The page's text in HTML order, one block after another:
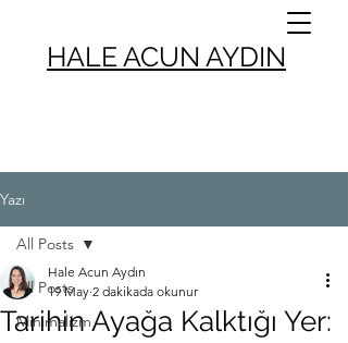
HALE ACUN AYDIN
Yazı
All Posts
Minimalizm
All Posts
Tarihin Ayağa Kalktığı Yer:
Hale Acun Aydın
19 May 2 dakikada okunur